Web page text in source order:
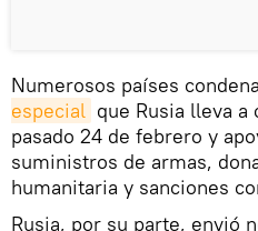
Numerosos países
especial que Rusia lleva a
pasado 24 de febrero y
suministros de armas,
humanitaria y sanciones
Rusia, por su parte, envió